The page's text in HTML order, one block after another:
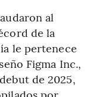
al
de la
le pertenece
Figma Inc.,
de 2025,